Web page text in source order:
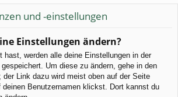
und -einstellungen
Einstellungen ändern?
hast, werden alle deine Einstellungen in der
Um diese zu ändern, gehe in den
der Link dazu wird meist oben auf der Seite
deinen Benutzernamen klickst. Dort kannst du